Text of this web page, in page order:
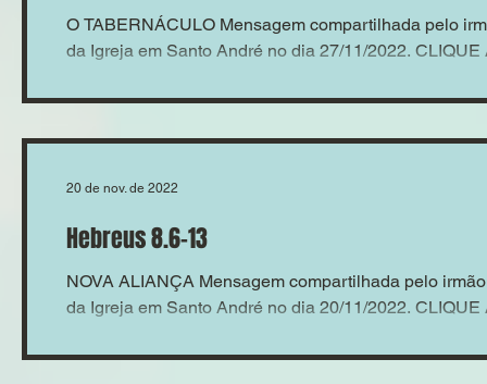
O TABERNÁCULO Mensagem compartilhada pelo
da Igreja em Santo André no dia 27/11/2022. CLIQUE
Hebreus 8.6-13
NOVA ALIANÇA Mensagem compartilhada pelo
da Igreja em Santo André no dia 20/11/2022. CLIQUE
20 de nov. de 2022